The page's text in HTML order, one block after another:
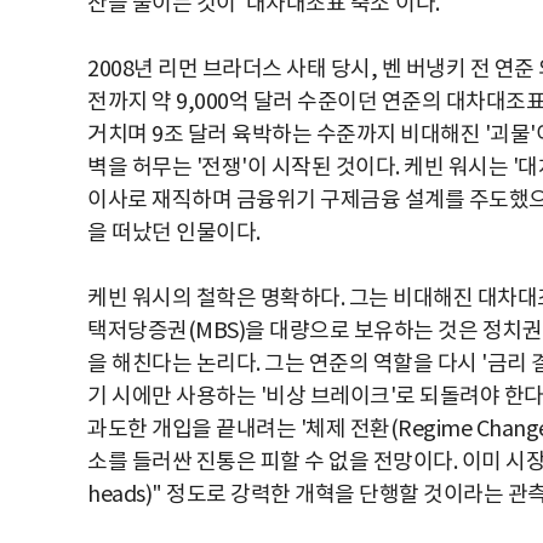
2008년 리먼 브라더스 사태 당시, 벤 버냉키 전 연
전까지 약 9,000억 달러 수준이던 연준의 대차대조
거치며 9조 달러 육박하는 수준까지 비대해진 '괴
벽을 허무는 '전쟁'이 시작된 것이다. 케빈 워시는 '
이사로 재직하며 금융위기 구제금융 설계를 주도
을 떠났던 인물이다.
케빈 워시의 철학은 명확하다. 그는 비대해진 대차
택저당증권(MBS)을 대량으로 보유하는 것은 정치
을 해친다는 논리다. 그는 연준의 역할을 다시 '금
기 시에만 사용하는 '비상 브레이크'로 되돌려야 한
과도한 개입을 끝내려는 '체제 전환(Regime
소를 들러싼 진통은 피할 수 없을 전망이다. 이미
heads)" 정도로 강력한 개혁을 단행할 것이라는 관